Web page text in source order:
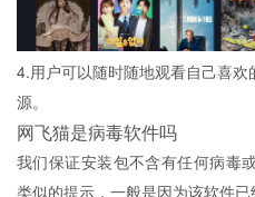
4.用户可以随时随地观看自己喜
源。
网飞猫是病毒软件吗
我们保证安装包不含有任何病毒
类似的提示，一般是因为该软件已